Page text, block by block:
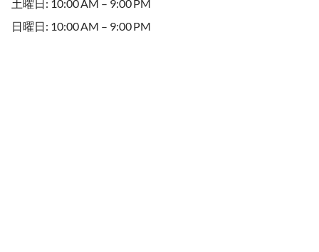
土曜日: 10:00 AM – 9:00 PM
日曜日: 10:00 AM – 9:00 PM